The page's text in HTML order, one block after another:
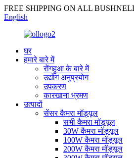
FREE SHIPPING ON ALL
English
घर
हमारे बारे में
रोंगहुआ के बारे में
उद्योग अनुप्रयोग
उपकरण
कारखाना भ्रमण
उत्पादों
सेंसर कैमरा मॉड्यूल
सभी कैमरा मॉड्यूल
30W कैमरा मॉड्यूल
100W कैमरा मॉड्यूल
200W कैमरा मॉड्यूल